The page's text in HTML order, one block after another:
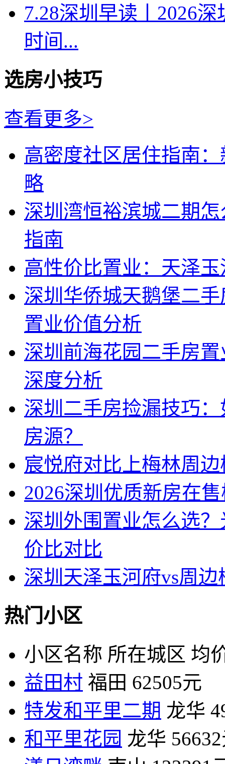
7.28深圳早读丨2026
时间...
选房小技巧
查看更多>
高密度社区居住指南
略
深圳湾恒裕滨城二期
指南
高性价比置业：天泽
深圳华侨城天鹅堡二
置业价值分析
深圳前海花园二手房
深度分析
深圳二手房捡漏技巧
房源？
宸悦府对比上梅林周
2026深圳优质新房在
深圳外围置业怎么选
价比对比
深圳天泽玉河府vs周
热门小区
小区名称 所在城区 均
益田村 福田 62505元
特发和平里二期 龙华
和平里花园 龙华